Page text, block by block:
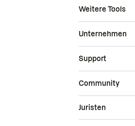
Weitere Tools
Unternehmen
Support
Community
Juristen